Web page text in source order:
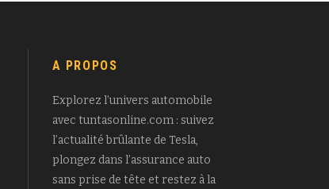
A PROPOS
Explorez l’univers automobile
avec tuntasonline.com : suivez
l’actualité brûlante de Tesla,
plongez dans l’assurance auto
sans prise de tête et restez à la